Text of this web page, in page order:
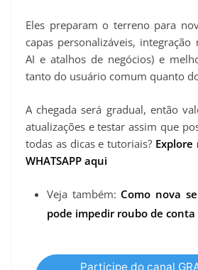
Eles preparam o terreno para
capas personalizáveis,
AI e atalhos de negócios) e
tanto do usuário comum quanto
A chegada será gradual, então
atualizações e testar assim que
todas as dicas e tutoriais? Explore
WHATSAPP aqui
Veja também: Como nova
pode impedir roubo de conta
Participe do canal